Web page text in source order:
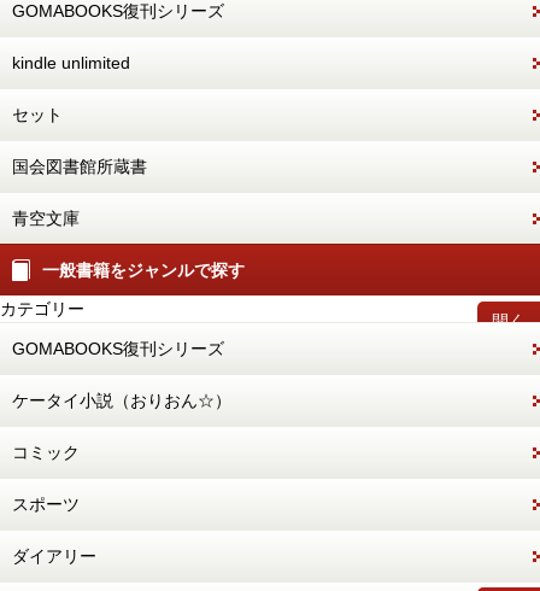
GOMABOOKS復刊シリーズ
kindle unlimited
セット
国会図書館所蔵書
青空文庫
一般書籍をジャンルで探す
開く
カテゴリー
GOMABOOKS復刊シリーズ
ケータイ小説（おりおん☆）
コミック
スポーツ
ダイアリー